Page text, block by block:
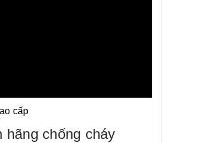
cấp
hãng chống cháy